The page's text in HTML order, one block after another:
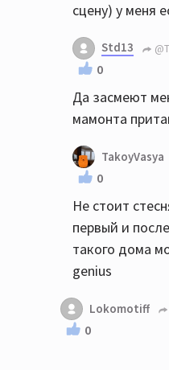
сцену) у меня
Std13
0
Да засмеют
мамонта
TakoyVasya
0
Не стоит
первый и
такого дома
genius
Lokomotiff
0